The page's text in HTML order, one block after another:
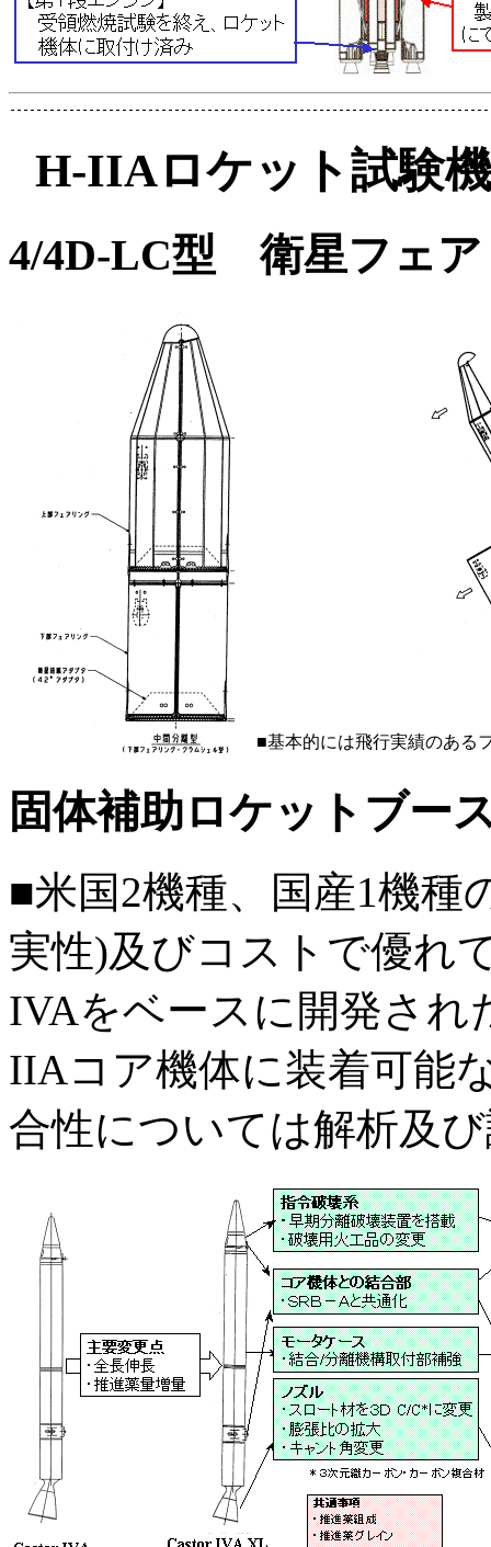
H-IIAロケット試験
4/4D-LC型 衛星フェ
■基本的には飛行実績のある
固体補助ロケットブー
■米国2機種、国産1機種
実性)及びコストで優れ
IVAをベースに開発され
IIAコア機体に装着可能
合性については解析及